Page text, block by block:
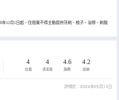
12月1日起，住宿業不得主動提供牙刷、梳子、浴擦、剃鬚
4
位置
4
清潔度
4.6
服務
4.2
設施
評價於：2024年05月13日